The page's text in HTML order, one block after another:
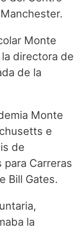
Monte
directora de
de la
Monte
e
de
Carreras
Bill Gates.
la